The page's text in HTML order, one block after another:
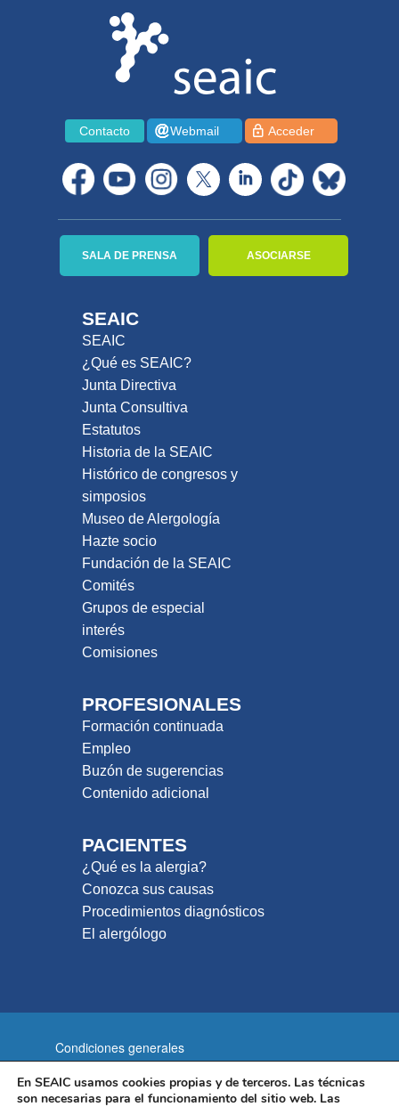
Contacto Webmail Acceder
SEAIC
SEAIC
¿Qué es SEAIC?
Junta Directiva
Junta Consultiva
Estatutos
Historia de la SEAIC
Histórico de congresos y
simposios
Museo de Alergología
Hazte socio
Fundación de la SEAIC
Comités
Grupos de especial
interés
Comisiones
PROFESIONALES
Formación continuada
Empleo
Buzón de sugerencias
Contenido adicional
PACIENTES
¿Qué es la alergia?
Conozca sus causas
Procedimientos diagnósticos
El alergólogo
SALA DE PRENSA ASOCIARSE
Condiciones generales
Política de privacidad
En SEAIC usamos cookies propias y de terceros. Las técnicas
son necesarias para el funcionamiento del sitio web. Las